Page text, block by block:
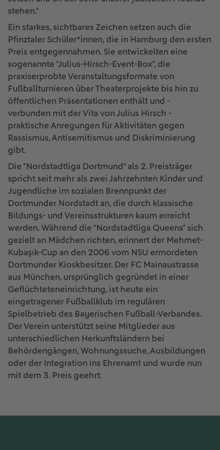
stehen."
Ein starkes, sichtbares Zeichen setzen auch die
Pfinztaler Schüler*innen, die in Hamburg den ersten
Preis entgegennahmen. Sie entwickelten eine
sogenannte "Julius-Hirsch-Event-Box", die
praxiserprobte Veranstaltungsformate von
Fußballturnieren über Theaterprojekte bis hin zu
öffentlichen Präsentationen enthält und -
verbunden mit der Vita von Julius Hirsch -
praktische Anregungen für Aktivitäten gegen
Rassismus, Antisemitismus und Diskriminierung
gibt.
Die "Nordstadtliga Dortmund" als 2. Preisträger
spricht seit mehr als zwei Jahrzehnten Kinder und
Jugendliche im sozialen Brennpunkt der
Dortmunder Nordstadt an, die durch klassische
Bildungs- und Vereinsstrukturen kaum erreicht
werden. Während die "Nordstadtliga Queens" sich
gezielt an Mädchen richten, erinnert der Mehmet-
Kubaşık-Cup an den 2006 vom NSU ermordeten
Dortmunder Kioskbesitzer. Der FC Mainaustrasse
aus München, ursprünglich gegründet in einer
Geflüchteteneinrichtung, ist heute ein
eingetragener Fußballklub im regulären
Spielbetrieb des Bayerischen Fußball-Verbandes.
Der Verein unterstützt seine Mitglieder aus
unterschiedlichen Herkunftsländern bei
Behördengängen, Wohnungssuche, Ausbildungen
oder der Integration ins Ehrenamt und wurde nun
mit dem 3. Preis geehrt.